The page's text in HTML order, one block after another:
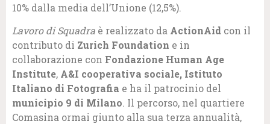
10% dalla media dell’Unione (12,5%).
Lavoro di Squadra è realizzato da ActionAid con il
contributo di Zurich Foundation e in
collaborazione con Fondazione Human Age
Institute, A&I cooperativa sociale, Istituto
Italiano di Fotografia e ha il patrocinio del
municipio 9 di Milano. Il percorso, nel quartiere
Comasina ormai giunto alla sua terza annualità,